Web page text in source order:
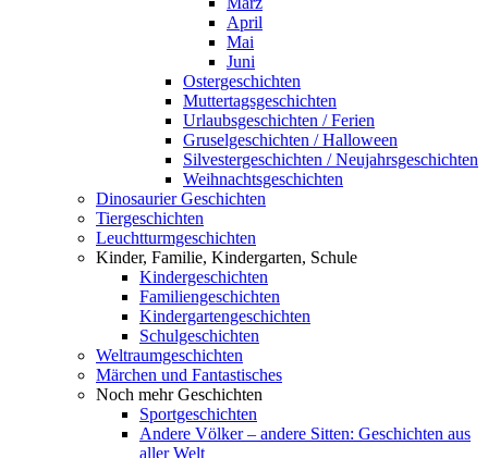
April
Mai
Juni
Ostergeschichten
Muttertagsgeschichten
Urlaubsgeschichten / Ferien
Gruselgeschichten / Halloween
Silvestergeschichten / Neujahrsgeschichten
Weihnachtsgeschichten
Dinosaurier Geschichten
Tiergeschichten
Leuchtturmgeschichten
Kinder, Familie, Kindergarten, Schule
Kindergeschichten
Familiengeschichten
Kindergartengeschichten
Schulgeschichten
Weltraumgeschichten
Märchen und Fantastisches
Noch mehr Geschichten
Sportgeschichten
Andere Völker – andere Sitten: Geschichten aus
aller Welt